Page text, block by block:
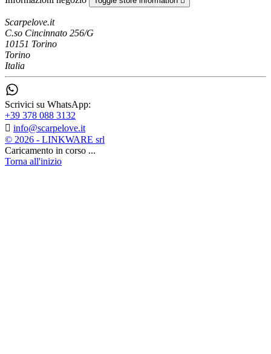
Scarpelove.it
C.so Cincinnato 256/G
10151 Torino
Torino
Italia
Scrivici su WhatsApp:
+39 378 088 3132
 info@scarpelove.it
© 2026 - LINKWARE srl
Caricamento in corso ...
Torna all'inizio